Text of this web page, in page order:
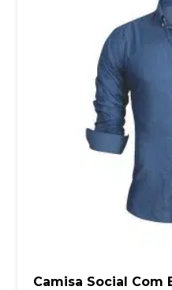
Camisa Social Com